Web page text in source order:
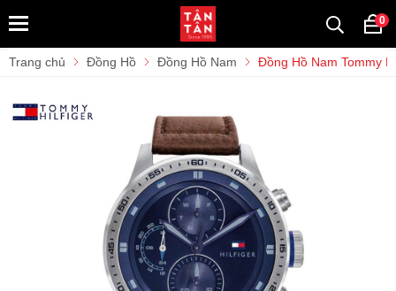
0
Trang chủ Đồng Hồ Đồng Hồ Nam Đồng Hồ Nam Tommy